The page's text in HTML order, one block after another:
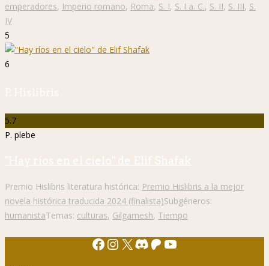
emperadores, Imperio romano, Roma, S. I, S. I a. C., S. II, S. III, S.
IV
5
6
P. Hislibris
5.7
P. plebe
"Hay ríos en el cielo" de Elif Shafak
Premio Hislibris literatura histórica: Premio Hislibris a la mejor
novela histórica traducida 2024 (finalista)Subgéneros:
humanistaTemas: culturas, Gilgamesh, Tiempo
Facebook
Instagram
X Discord
Patreon
YouTube